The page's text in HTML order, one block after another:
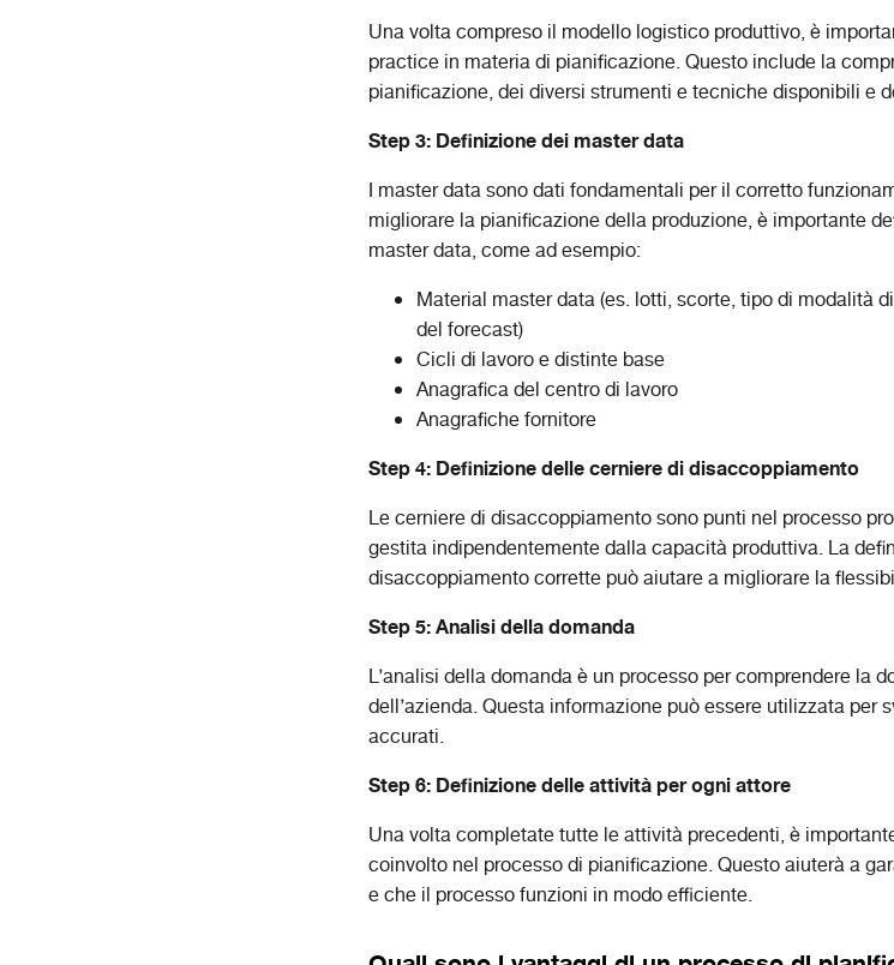
Una volta compreso il modello logistico produttivo, è
practice in materia di pianificazione. Questo include la
pianificazione, dei diversi strumenti e tecniche disponibili e
Step 3: Definizione dei master data
I master data sono dati fondamentali per il corretto
migliorare la pianificazione della produzione, è importante
master data, come ad esempio:
Material master data (es. lotti, scorte, tipo di modalità
del forecast)
Cicli di lavoro e distinte base
Anagrafica del centro di lavoro
Anagrafiche fornitore
Step 4: Definizione delle cerniere di disaccoppiamento
Le cerniere di disaccoppiamento sono punti nel processo
gestita indipendentemente dalla capacità produttiva. La
disaccoppiamento corrette può aiutare a migliorare la
Step 5: Analisi della domanda
L’analisi della domanda è un processo per comprendere la
dell’azienda. Questa informazione può essere utilizzata per
accurati.
Step 6: Definizione delle attività per ogni attore
Una volta completate tutte le attività precedenti, è
coinvolto nel processo di pianificazione. Questo aiuterà a
e che il processo funzioni in modo efficiente.